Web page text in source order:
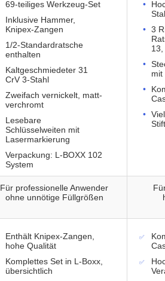
69-teiliges Werkzeug-Set
Inklusive Hammer,
Knipex-Zangen
1/2-Standardratsche
enthalten
Kaltgeschmiedeter 31
CrV 3-Stahl
Zweifach vernickelt, matt-
verchromt
Lesebare
Schlüsselweiten mit
Lasermarkierung
Verpackung: L-BOXX 102
System
3
mit
Für professionelle Anwender
ohne unnötige Füllgrößen
Enthält Knipex-Zangen,
hohe Qualität
Komplettes Set in L-Boxx,
übersichtlich